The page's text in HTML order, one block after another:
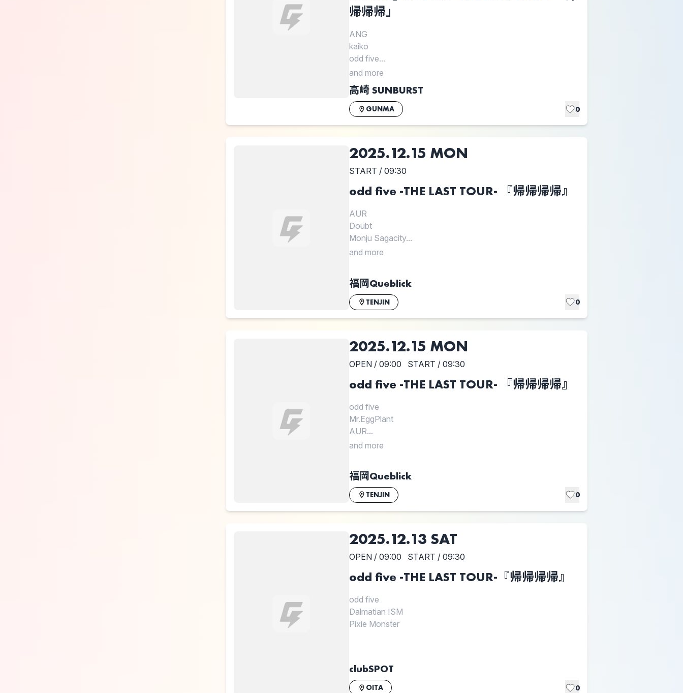
帰帰帰」
ANG
kaiko
odd five...
and more
高崎 SUNBURST
GUNMA 0
2025.12.15 MON
START / 09:30
odd five -THE LAST TOUR- 『帰帰帰帰』
AUR
Doubt
Monju Sagacity...
and more
福岡Queblick
TENJIN 0
2025.12.15 MON
OPEN / 09:00 START / 09:30
odd five -THE LAST TOUR- 『帰帰帰帰』
odd five
Mr.EggPlant
AUR...
and more
福岡Queblick
TENJIN 0
2025.12.13 SAT
OPEN / 09:00 START / 09:30
odd five -THE LAST TOUR-『帰帰帰帰』
odd five
Dalmatian ISM
Pixie Monster
clubSPOT
OITA 0